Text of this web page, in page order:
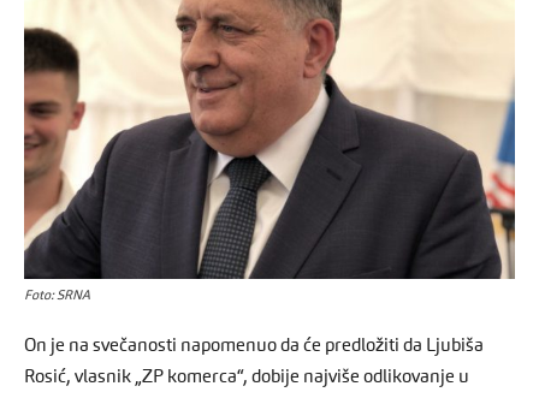
Foto: SRNA
On je na svečanosti napomenuo da će predložiti da Ljubiša
Rosić, vlasnik „ZP komerca“, dobije najviše odlikovanje u